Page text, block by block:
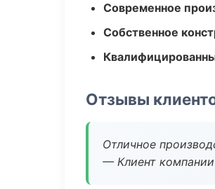
Современное
Собственное
Отзывы
Отличное
— Клиент компании